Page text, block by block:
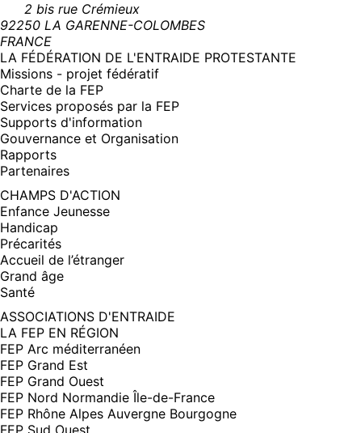
2 bis rue Crémieux
92250 LA GARENNE-COLOMBES
FRANCE
LA FÉDÉRATION DE L'ENTRAIDE PROTESTANTE
Missions - projet fédératif
Charte de la FEP
Services proposés par la FEP
Supports d'information
Gouvernance et Organisation
Rapports
Partenaires
CHAMPS D'ACTION
Enfance Jeunesse
Handicap
Précarités
Accueil de l’étranger
Grand âge
Santé
ASSOCIATIONS D'ENTRAIDE
LA FEP EN RÉGION
FEP Arc méditerranéen
FEP Grand Est
FEP Grand Ouest
FEP Nord Normandie Île-de-France
FEP Rhône Alpes Auvergne Bourgogne
FEP Sud Ouest